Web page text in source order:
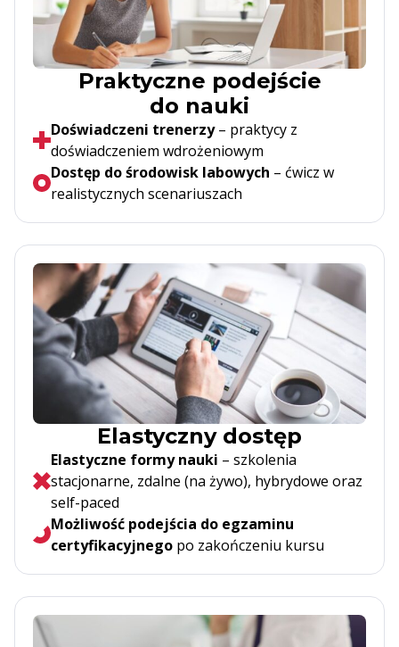
Praktyczne podejście
do nauki
Doświadczeni trenerzy– praktycy z
doświadczeniem wdrożeniowym
Dostęp do środowisk labowych – ćwicz w
realistycznych scenariuszach
Elastyczny dostęp
Elastyczne formy nauki – szkolenia
stacjonarne, zdalne (na żywo), hybrydowe oraz
self-paced
Możliwość podejścia do egzaminu
certyfikacyjnego po zakończeniu kursu